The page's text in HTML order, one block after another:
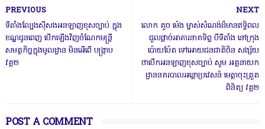
NEXT
លោក គួច ម៉េង ម្ចាស់សំណង់ដ៏មានឥទ្ធិពល
ជួលផ្តាច់អាគារនាគទិព្ទ បីទីតាំង នៅក្រុង
ប៉ោយប៉ែត ទៅអោយជនជាតិចិន សង្ស័យ
ថាបើកអនឡាញខុសច្បាប់ សូម អគ្គនាយក
ដ្ឋាននគរបាលអន្តោប្រវេសន៍ មេត្តាចុះត្រួត
ពិនិត្យ វគ្គ២
PREVIOUS
ទីតាំងល្បែងស៊ីសងអនឡាញខុសច្បាប់ ក្នុង
ខណ្ឌដូនពេញ បើកឡើងវិញចំណែកមន្ត្រី
សមត្ថកិច្ចក្នុងមូលដ្ឋាន មិនអើពើ បង្ក្រាប
វគ្គ២
POST A COMMENT